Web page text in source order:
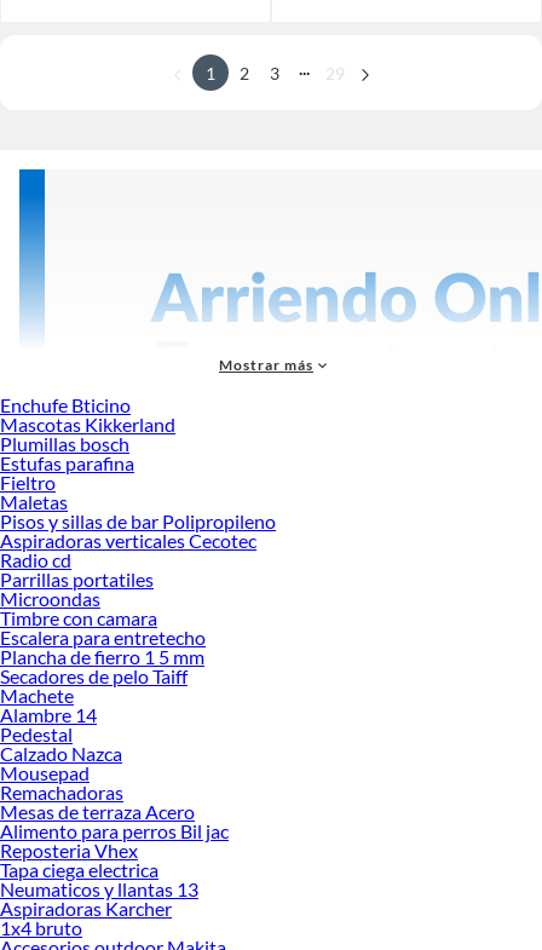
1 2 3 29
Más productos con increíbles ofertas:
Herramientas
Accesorios de herramientas eléctricas
Dremel y herramientas multipropósito
Herramientas de banco
Maquinarias y complementos
Sierra
Sierra circular
Sierra de banco
Sierra sable
Esmeriles
Lijadoras
Lijadora orbital
Lijadora roto orbital
Cautín
Fresadora
Pistola de calor
Ingleteadora
Mostrar más
Enchufe Bticino
Mascotas Kikkerland
Plumillas bosch
Estufas parafina
Fieltro
Maletas
Pisos y sillas de bar Polipropileno
Aspiradoras verticales Cecotec
Radio cd
Parrillas portatiles
Microondas
Timbre con camara
Escalera para entretecho
Plancha de fierro 1 5 mm
Secadores de pelo Taiff
Machete
Alambre 14
Pedestal
Calzado Nazca
Mousepad
Remachadoras
Mesas de terraza Acero
Alimento para perros Bil jac
Reposteria Vhex
Tapa ciega electrica
Neumaticos y llantas 13
Aspiradoras Karcher
1x4 bruto